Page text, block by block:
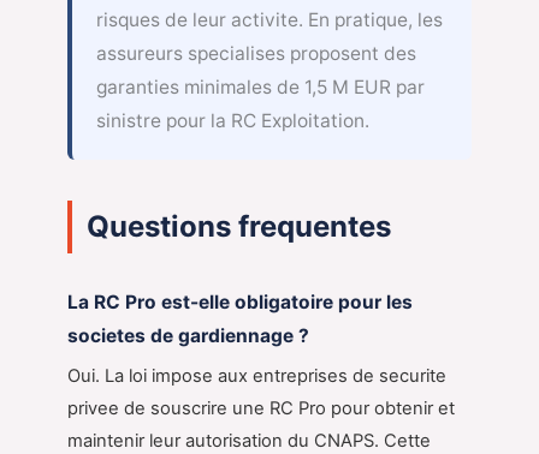
risques de leur activite. En pratique, les
assureurs specialises proposent des
garanties minimales de 1,5 M EUR par
sinistre pour la RC Exploitation.
Questions frequentes
La RC Pro est-elle obligatoire pour les
societes de gardiennage ?
Oui. La loi impose aux entreprises de securite
privee de souscrire une RC Pro pour obtenir et
maintenir leur autorisation du CNAPS. Cette